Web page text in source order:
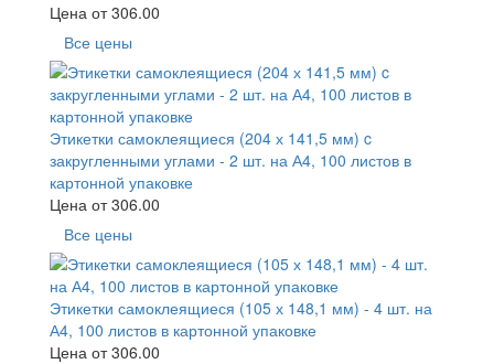
Цена от306.00
Все цены
Этикетки самоклеящиеся (204 х 141,5 мм) c
закругленными углами - 2 шт. на А4, 100 листов в
картонной упаковке
Цена от306.00
Все цены
Этикетки самоклеящиеся (105 х 148,1 мм) - 4 шт. на
А4, 100 листов в картонной упаковке
Цена от306.00